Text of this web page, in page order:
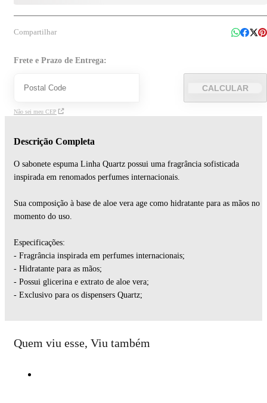
Compartilhar
Frete e Prazo de Entrega:
CALCULAR
Não sei meu CEP
Descrição Completa
O sabonete espuma Linha Quartz possui uma fragrância sofisticada
inspirada em renomados perfumes internacionais.
Sua composição à base de aloe vera age como hidratante para as mãos no
momento do uso.
Especificações:
- Fragrância inspirada em perfumes internacionais;
- Hidratante para as mãos;
- Possui glicerina e extrato de aloe vera;
- Exclusivo para os dispensers Quartz;
Quem viu esse, Viu também